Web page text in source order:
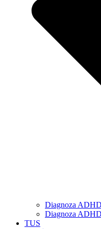
Diagnoza
Diagnoza
TUS